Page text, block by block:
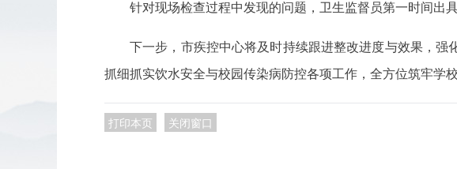
针对现场检查过程中发现的问题，卫生监督员第一时间出
下一步，市疾控中心将及时持续跟进整改进度与效果，强
抓细抓实饮水安全与校园传染病防控各项工作，全方位筑牢学
打印本页 关闭窗口